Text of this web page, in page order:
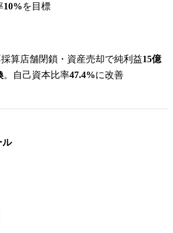
10%を目標
算店舗閉鎖・資産売却で純利益15億
。自己資本比率47.4%に改善
ル